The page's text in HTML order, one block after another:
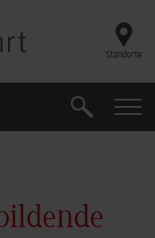
Standorte
Suche